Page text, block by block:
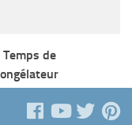
Temps de